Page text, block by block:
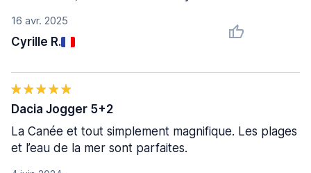
16 avr. 2025
Cyrille R.
Dacia Jogger 5+2
La Canée et tout simplement magnifique. Les plages
et l’eau de la mer sont parfaites.